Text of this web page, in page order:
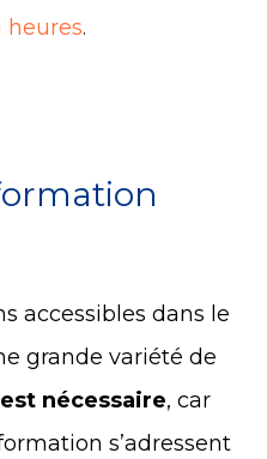
heures.
accessibles dans le
grande variété de
nécessaire, car
s’adressent